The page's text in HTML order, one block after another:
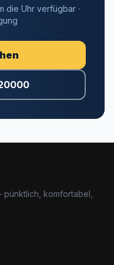
die Uhr verfügbar ·
komfortabel,